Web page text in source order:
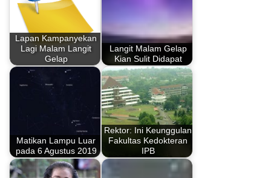
Lapan Kampanyekan
Lagi Malam Langit
Gelap
Langit Malam Gelap
Kian Sulit Didapat
Matikan Lampu Luar
pada 6 Agustus 2019
Rektor: Ini Keunggulan
Fakultas Kedokteran
IPB